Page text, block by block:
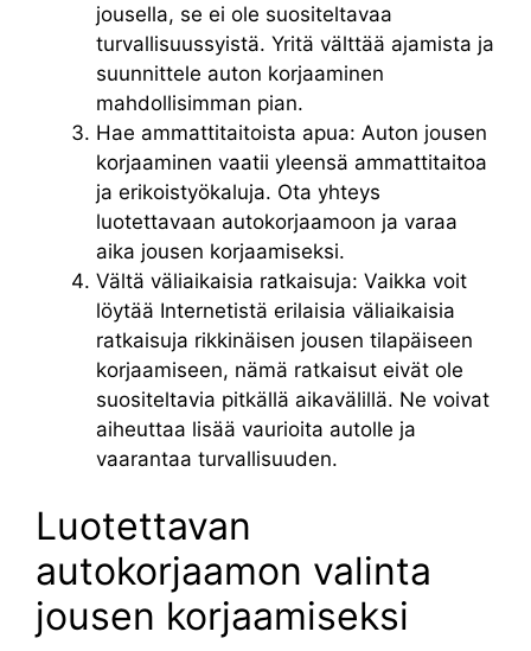
jousella, se ei ole suositeltavaa
turvallisuussyistä. Yritä välttää ajamista ja
suunnittele auton korjaaminen
mahdollisimman pian.
Hae ammattitaitoista apua: Auton jousen
korjaaminen vaatii yleensä ammattitaitoa
ja erikoistyökaluja. Ota yhteys
luotettavaan autokorjaamoon ja varaa
aika jousen korjaamiseksi.
Vältä väliaikaisia ratkaisuja: Vaikka voit
löytää Internetistä erilaisia ​​väliaikaisia ​​
ratkaisuja rikkinäisen jousen tilapäiseen
korjaamiseen, nämä ratkaisut eivät ole
suositeltavia pitkällä aikavälillä. Ne voivat
aiheuttaa lisää vaurioita autolle ja
vaarantaa turvallisuuden.
Luotettavan
autokorjaamon valinta
jousen korjaamiseksi